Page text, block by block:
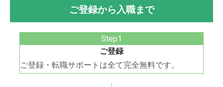
ご登録から入職まで
ご登録
ご登録・転職サポートは全て完全無料です。